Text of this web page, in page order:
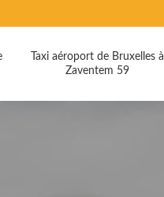
Taxi aéroport de Bruxelles à
Zaventem 59